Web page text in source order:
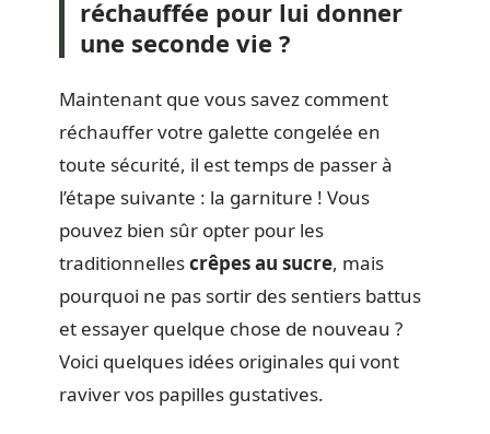
réchauffée pour lui donner
une seconde vie ?
Maintenant que vous savez comment
réchauffer votre galette congelée en
toute sécurité, il est temps de passer à
l’étape suivante : la garniture ! Vous
pouvez bien sûr opter pour les
traditionnellescrêpes au sucre, mais
pourquoi ne pas sortir des sentiers battus
et essayer quelque chose de nouveau ?
Voici quelques idées originales qui vont
raviver vos papilles gustatives.